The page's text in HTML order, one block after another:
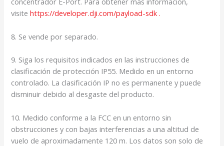
visitehttps://developer.dji.com/payload-sdk .
8. Se vende por separado.
9. Siga los requisitos indicados en las instrucciones de
clasificación de protección IP55. Medido en un entorno
controlado. La clasificación IP no es permanente y puede
disminuir debido al desgaste del producto.
10. Medido conforme a la FCC en un entorno sin
obstrucciones y con bajas interferencias a una altitud de
vuelo de aproximadamente 120 m. Los datos son solo de